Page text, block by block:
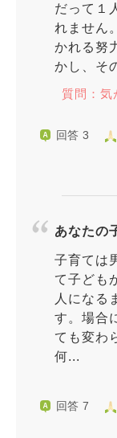
だって１
れません
かれる努
かし、そ
質問：
回答 3
あなたの
子育ては
て子ども
人になる
す。場合
ても変わ
何...
回答 7